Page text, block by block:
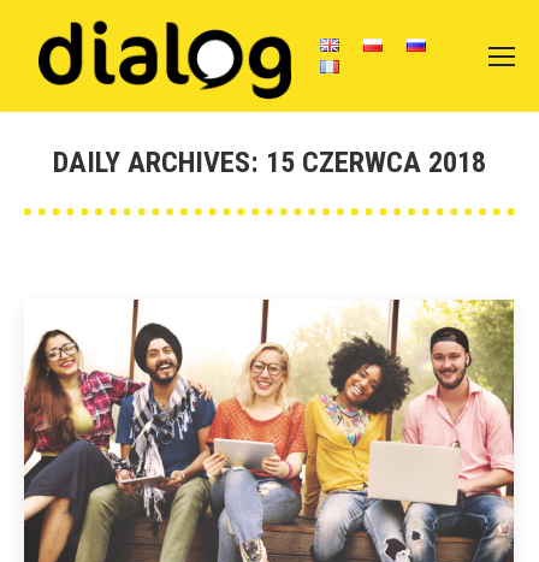
DAILY ARCHIVES: 15 CZERWCA 2018